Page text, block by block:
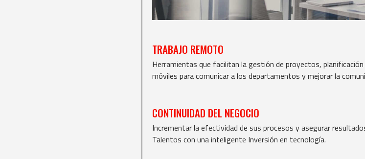
TRABAJO REMOTO
Herramientas que facilitan la gestión de proyectos,
móviles para comunicar a los departamentos y mejorar la
CONTINUIDAD DEL NEGOCIO
Incrementar la efectividad de sus procesos y asegurar
Talentos con una inteligente Inversión en tecnología.